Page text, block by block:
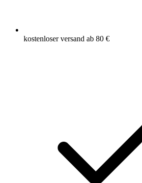
kostenloser versand ab 80 €